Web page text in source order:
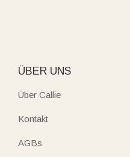
ÜBER UNS
Über Callie
Kontakt
AGBs